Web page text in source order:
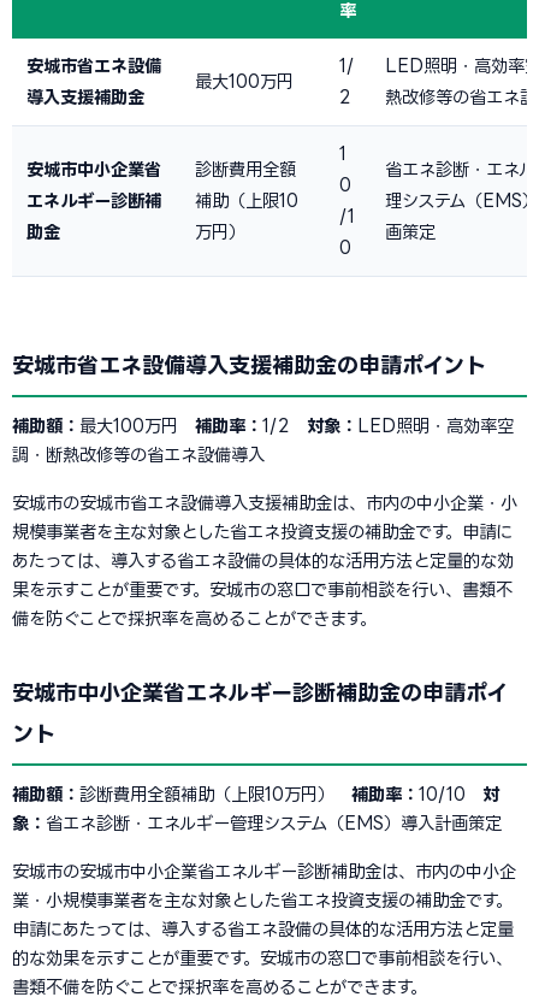
率
安城市省エネ設備
導入支援補助金
最大100万円
1/
2
LED照明・高効率
熱改修等の省エネ
安城市中小企業省
エネルギー診断補
助金
診断費用全額
補助（上限10
万円）
1
0
/1
0
省エネ診断・エネ
理システム（EMS
画策定
安城市省エネ設備導入支援補助金の申請ポイント
補助額： 最大100万円 補助率： 1/2 対象： LED照明・高効率空
調・断熱改修等の省エネ設備導入
安城市の安城市省エネ設備導入支援補助金は、市内の中小企業・小
規模事業者を主な対象とした省エネ投資支援の補助金です。申請に
あたっては、導入する省エネ設備の具体的な活用方法と定量的な効
果を示すことが重要です。安城市の窓口で事前相談を行い、書類不
備を防ぐことで採択率を高めることができます。
安城市中小企業省エネルギー診断補助金の申請ポイ
ント
補助額： 診断費用全額補助（上限10万円） 補助率： 10/10 対
象： 省エネ診断・エネルギー管理システム（EMS）導入計画策定
安城市の安城市中小企業省エネルギー診断補助金は、市内の中小企
業・小規模事業者を主な対象とした省エネ投資支援の補助金です。
申請にあたっては、導入する省エネ設備の具体的な活用方法と定量
的な効果を示すことが重要です。安城市の窓口で事前相談を行い、
書類不備を防ぐことで採択率を高めることができます。